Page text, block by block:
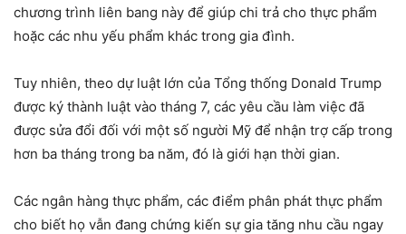
chương trình liên bang này để giúp chi trả cho thực phẩm
hoặc các nhu yếu phẩm khác trong gia đình.
Tuy nhiên, theo dự luật lớn của Tổng thống Donald Trump
được ký thành luật vào tháng 7, các yêu cầu làm việc đã
được sửa đổi đối với một số người Mỹ để nhận trợ cấp trong
hơn ba tháng trong ba năm, đó là giới hạn thời gian.
Các ngân hàng thực phẩm, các điểm phân phát thực phẩm
cho biết họ vẫn đang chứng kiến ​​sự gia tăng nhu cầu ngay